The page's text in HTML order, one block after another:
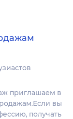
приглашаем в
вы
получать